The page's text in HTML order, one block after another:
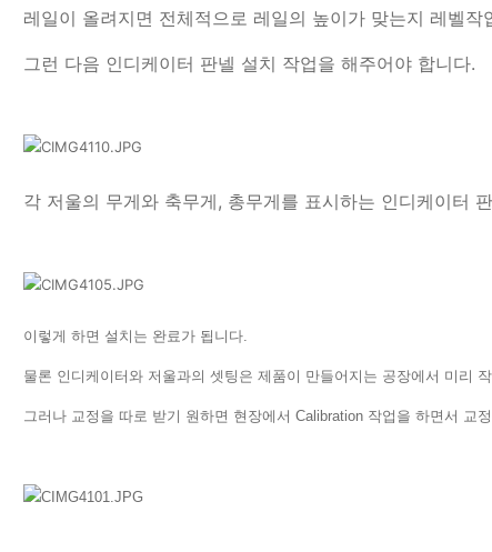
레일이 올려지면 전체적으로 레일의 높이가 맞는지 레벨작
그런 다음 인디케이터 판넬 설치 작업을 해주어야 합니다.
각 저울의 무게와 축무게, 총무게를 표시하는 인디케이터
이렇게 하면 설치는 완료가 됩니다.
물론 인디케이터와 저울과의 셋팅은 제품이 만들어지는 공장에서 미리
그러나 교정을 따로 받기 원하면 현장에서 Calibration 작업을 하면서 교